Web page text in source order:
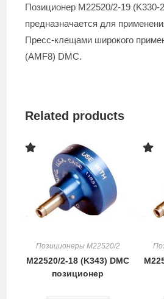
Позиционер M22520/2-19 (K330-
предназначается для
Пресс-клещами широкого
(AMF8) DMC.
Related products
Позиционеры M22520/2
M22520/2-18 (K343) DMC
позиционер